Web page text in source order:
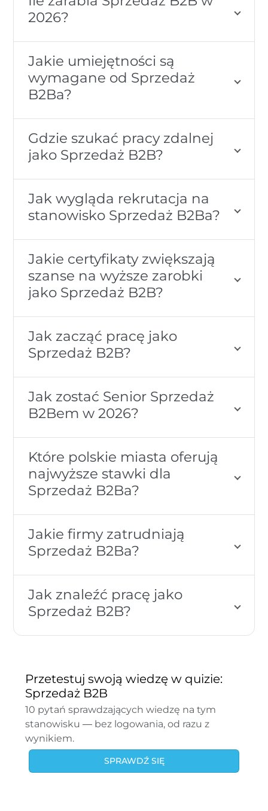
2026?
Jakie umiejętności są
wymagane od Sprzedaż
B2Ba?
Gdzie szukać pracy zdalnej
jako Sprzedaż B2B?
Jak wygląda rekrutacja na
stanowisko Sprzedaż B2Ba?
Jakie certyfikaty zwiększają
szanse na wyższe zarobki
jako Sprzedaż B2B?
Jak zacząć pracę jako
Sprzedaż B2B?
Jak zostać Senior Sprzedaż
B2Bem w 2026?
Które polskie miasta oferują
najwyższe stawki dla
Sprzedaż B2Ba?
Jakie firmy zatrudniają
Sprzedaż B2Ba?
Jak znaleźć pracę jako
Sprzedaż B2B?
Przetestuj swoją wiedzę w quizie:
Sprzedaż B2B
10 pytań sprawdzających wiedzę na tym
stanowisku — bez logowania, od razu z
wynikiem.
SPRAWDŹ SIĘ